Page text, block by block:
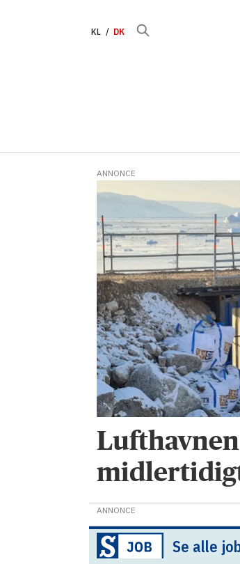
KL DK
qaanaaq
ANNONCE
ANNONCE
Se alle